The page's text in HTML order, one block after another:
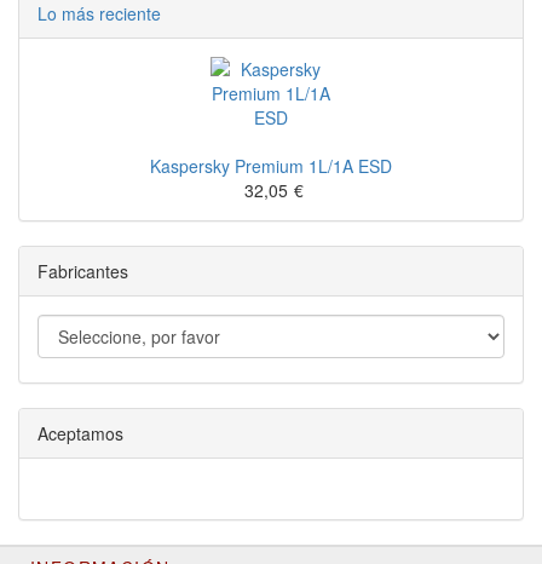
Lo más reciente
Kaspersky Premium 1L/1A ESD
32,05 €
Fabricantes
Aceptamos